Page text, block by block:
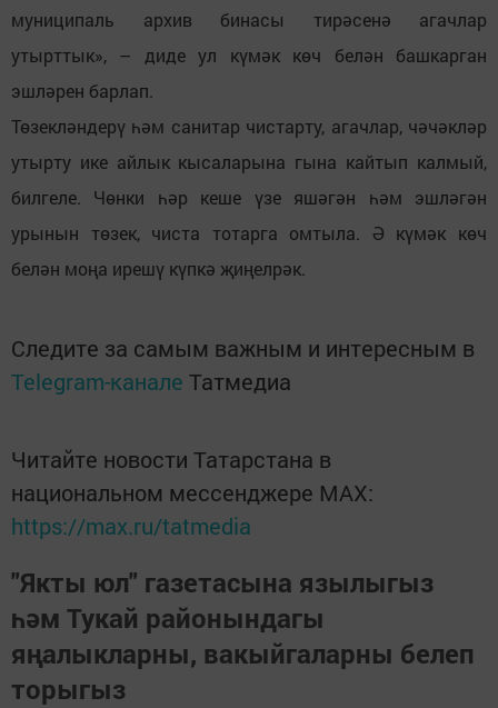
муниципаль архив бинасы тирәсенә агачлар
утырттык», – диде ул күмәк көч белән башкарган
эшләрен барлап.
Төзекләндерү һәм санитар чистарту, агачлар, чәчәкләр
утырту ике айлык кысаларына гына кайтып калмый,
билгеле. Чөнки һәр кеше үзе яшәгән һәм эшләгән
урынын төзек, чиста тотарга омтыла. Ә күмәк көч
белән моңа ирешү күпкә җиңелрәк.
Следите за самым важным и интересным в
Telegram-канале Татмедиа
Читайте новости Татарстана в
национальном мессенджере MАХ:
https://max.ru/tatmedia
"Якты юл" газетасына язылыгыз
һәм Тукай районындагы
яңалыкларны, вакыйгаларны белеп
торыгыз